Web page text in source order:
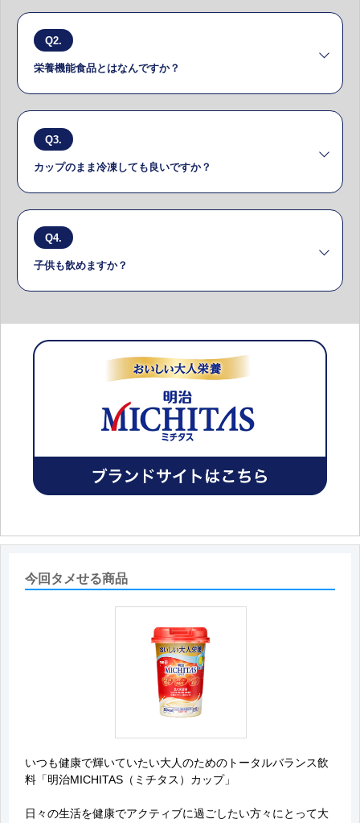
生活者ひとり一人がカラダもココロも「満ちた明日
（ミチタアス）」を迎えられることを応援したいとい
Q2.
栄養機能食品とはなんですか？
1日に必要な栄養成分（ビタミン、ミネラルなど）が不
足しがちな場合、その補給のために利用できる食品で
Q3.
カップのまま冷凍しても良いですか？
冷凍はしないでください。
Q4.
子供も飲めますか？
本商品は、成人の栄養に配慮した設計となっておりま
す。3歳からお飲みいただくことは可能ですが、成人向
けの栄養設計となってますので、特に摂取させなけれ
ばならない事情が無い場合は、おすすめしておりませ
今回タメせる商品
いつも健康で輝いていたい大人のためのトータルバランス飲
料「明治MICHITAS（ミチタス）カップ」
日々の生活を健康でアクティブに過ごしたい方々にとって大